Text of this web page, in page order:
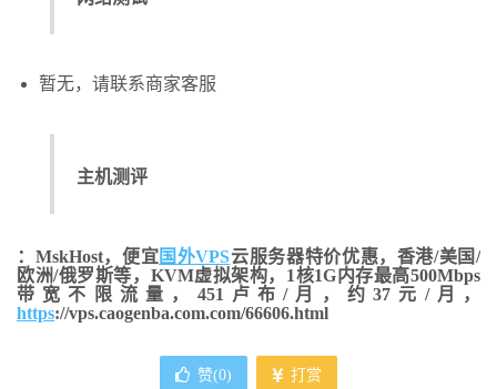
暂无，请联系商家客服
主机测评
：MskHost，便宜国外VPS云服务器特价优惠，香港/美国/
欧洲/俄罗斯等，KVM虚拟架构，1核1G内存最高500Mbps
带宽不限流量，451卢布/月，约37元/月，
https://vps.caogenba.com.com/66606.html
赞(0) 打赏